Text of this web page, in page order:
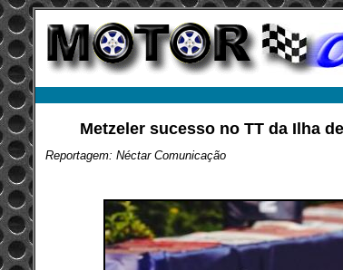
Metzeler sucesso no TT da Ilha
Reportagem: Néctar Comunicação